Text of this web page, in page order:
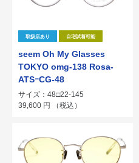
取扱店あり 自宅試着可能
seem Oh My Glasses
TOKYO omg-138 Rosa-
ATSｰCG-48
サイズ：48□22-145
39,600 円 （税込）